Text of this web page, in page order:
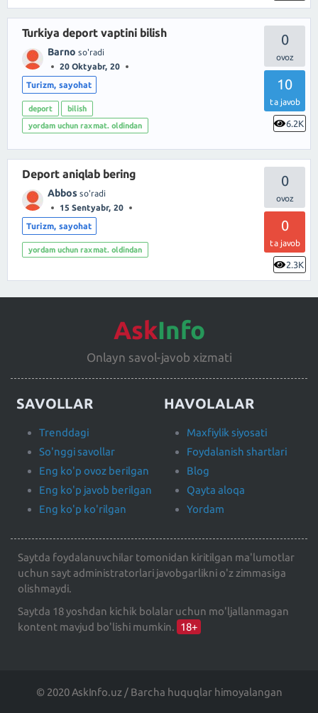
0
10
ta javob
6.2K
Turkiya deport vaptini bilish
Barno so'radi
20 Oktyabr, 20
Turizm, sayohat
deport
bilish
yordam uchun raxmat. oldindan
0
0
ta javob
2.3K
Deport aniqlab bering
Abbos so'radi
15 Sentyabr, 20
Turizm, sayohat
yordam uchun raxmat. oldindan
AskInfo
Onlayn savol-javob xizmati
SAVOLLAR
Trenddagi
So'nggi savollar
Eng ko'p ovoz berilgan
Eng ko'p javob berilgan
Eng ko'p ko'rilgan
HAVOLALAR
Maxfiylik siyosati
Foydalanish shartlari
Blog
Qayta aloqa
Yordam
Saytda foydalanuvchilar tomonidan kiritilgan ma'lumotlar
uchun sayt administratorlari javobgarlikni o'z zimmasiga
olishmaydi.
Saytda 18 yoshdan kichik bolalar uchun mo'ljallanmagan
kontent mavjud bo'lishi mumkin. 18+
© 2020 AskInfo.uz / Barcha huquqlar himoyalangan